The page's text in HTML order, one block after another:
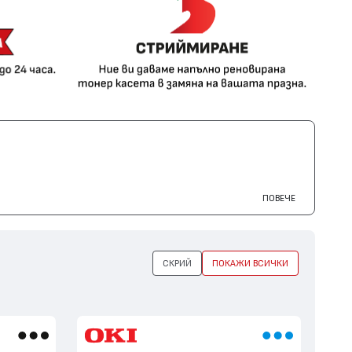
ПОВЕЧЕ
СКРИЙ ПОКАЖИ ВСИЧКИ